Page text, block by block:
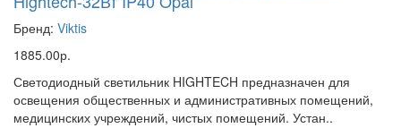
Бренд: Viktis
1885.00р.
Светодиодный светильник HIGHTECH предназначен для
освещения общественных и административных помещений,
медицинских учреждений, чистых помещений. Устан..